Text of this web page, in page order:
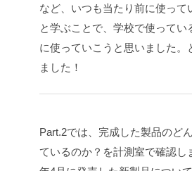
など、いつも当たり前に使って
と学ぶことで、学校で使ってい
に使っていこうと思いました。
ました！
Part.2では、完成した製品のど
ているのか？を計測室で確認し